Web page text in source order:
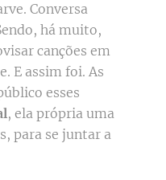
Conversa
há muito,
canções em
E assim foi. As
esses
, ela própria uma
para se juntar a